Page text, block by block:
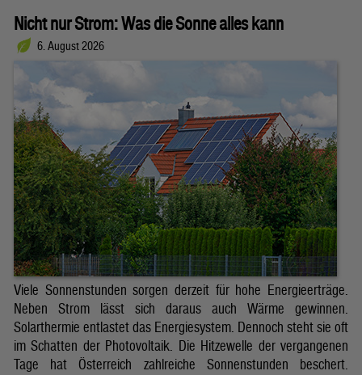
Nicht nur Strom: Was die Sonne alles kann
6. August 2026
Viele Sonnenstunden sorgen derzeit für hohe Energieerträge.
Neben Strom lässt sich daraus auch Wärme gewinnen.
Solarthermie entlastet das Energiesystem. Dennoch steht sie oft
im Schatten der Photovoltaik. Die Hitzewelle der vergangenen
Tage hat Österreich zahlreiche Sonnenstunden beschert.